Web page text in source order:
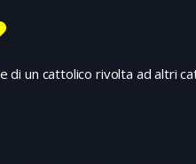
di un cattolico rivolta ad altri